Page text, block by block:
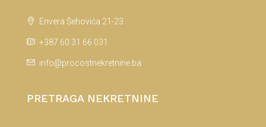
Envera Šehovića 21-23
+387 60 31 66 031
info@procostnekretnine.ba
PRETRAGA NEKRETNINE